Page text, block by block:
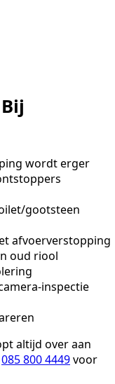
wordt erger
gootsteen
afvoerverstopping
oud riool
inspectie
altijd over aan
085 800 4449voor